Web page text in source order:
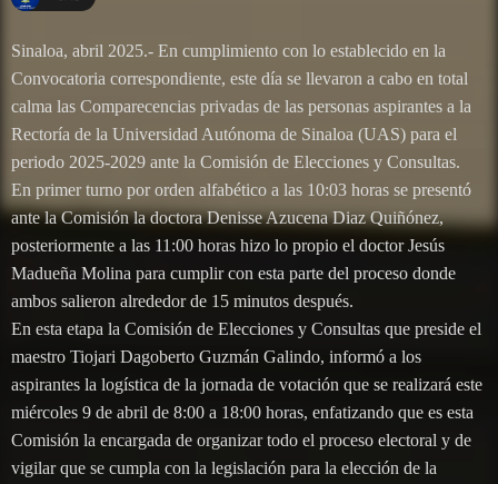
Sinaloa, abril 2025.- En cumplimiento con lo establecido en la
Convocatoria correspondiente, este día se llevaron a cabo en total
calma las Comparecencias privadas de las personas aspirantes a la
Rectoría de la Universidad Autónoma de Sinaloa (UAS) para el
periodo 2025-2029 ante la Comisión de Elecciones y Consultas.
En primer turno por orden alfabético a las 10:03 horas se presentó
ante la Comisión la doctora Denisse Azucena Diaz Quiñónez,
posteriormente a las 11:00 horas hizo lo propio el doctor Jesús
Madueña Molina para cumplir con esta parte del proceso donde
ambos salieron alrededor de 15 minutos después.
En esta etapa la Comisión de Elecciones y Consultas que preside el
maestro Tiojari Dagoberto Guzmán Galindo, informó a los
aspirantes la logística de la jornada de votación que se realizará este
miércoles 9 de abril de 8:00 a 18:00 horas, enfatizando que es esta
Comisión la encargada de organizar todo el proceso electoral y de
vigilar que se cumpla con la legislación para la elección de la